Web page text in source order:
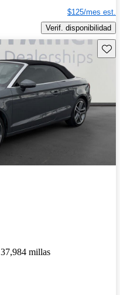
$125/mes est.
Verif. disponibilidad
37,984 millas